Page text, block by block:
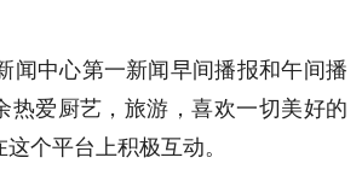
闻中心第一新闻早间播报和午间播
热爱厨艺，旅游，喜欢一切美好的
个平台上积极互动。